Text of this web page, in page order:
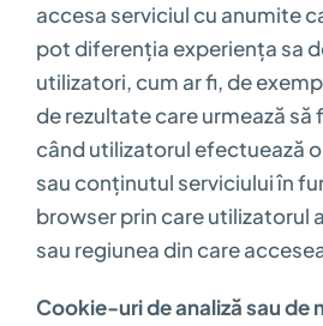
accesa serviciul cu anumite
pot diferenția experiența sa
utilizatori, cum ar fi, de
de rezultate care urmează să
când utilizatorul efectuează
sau conținutul serviciului în
browser prin care utilizatorul
sau regiunea din care
Cookie-uri de analiză sau de